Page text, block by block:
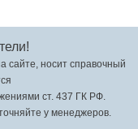
носит справочный
ст. 437 ГК РФ.
у менеджеров.